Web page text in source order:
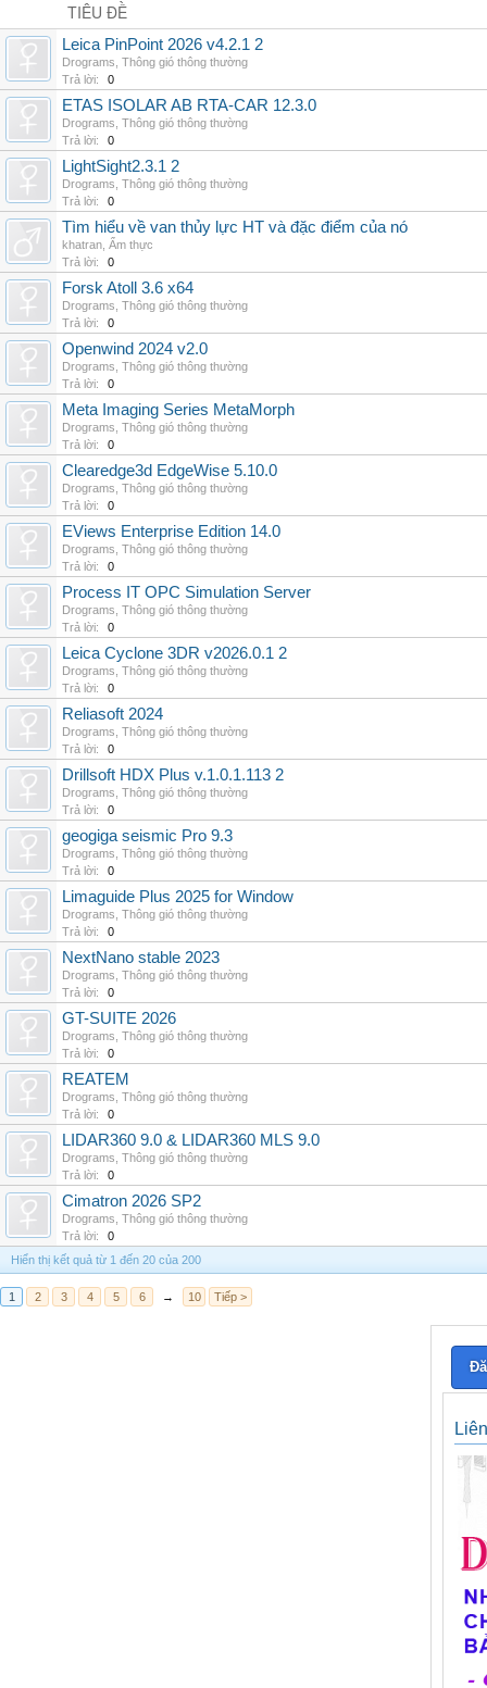
TIÊU ĐỀ
Leica PinPoint 2026 v4.2.1 2
Drograms Thông gió thông thường
Trả lời:
0
ETAS ISOLAR AB RTA-CAR 12.3.0
Drograms Thông gió thông thường
Trả lời:
0
LightSight2.3.1 2
Drograms Thông gió thông thường
Trả lời:
0
Tìm hiểu về van thủy lực HT và đặc điểm của nó
khatran Ẩm thực
Trả lời:
0
Forsk Atoll 3.6 x64
Drograms Thông gió thông thường
Trả lời:
0
Openwind 2024 v2.0
Drograms Thông gió thông thường
Trả lời:
0
Meta Imaging Series MetaMorph
Drograms Thông gió thông thường
Trả lời:
0
Clearedge3d EdgeWise 5.10.0
Drograms Thông gió thông thường
Trả lời:
0
EViews Enterprise Edition 14.0
Drograms Thông gió thông thường
Trả lời:
0
Process IT OPC Simulation Server
Drograms Thông gió thông thường
Trả lời:
0
Leica Cyclone 3DR v2026.0.1 2
Drograms Thông gió thông thường
Trả lời:
0
Reliasoft 2024
Drograms Thông gió thông thường
Trả lời:
0
Drillsoft HDX Plus v.1.0.1.113 2
Drograms Thông gió thông thường
Trả lời:
0
geogiga seismic Pro 9.3
Drograms Thông gió thông thường
Trả lời:
0
Limaguide Plus 2025 for Window
Drograms Thông gió thông thường
Trả lời:
0
NextNano stable 2023
Drograms Thông gió thông thường
Trả lời:
0
GT-SUITE 2026
Drograms Thông gió thông thường
Trả lời:
0
REATEM
Drograms Thông gió thông thường
Trả lời:
0
LIDAR360 9.0 & LIDAR360 MLS 9.0
Drograms Thông gió thông thường
Trả lời:
0
Cimatron 2026 SP2
Drograms Thông gió thông thường
Trả lời:
0
Hiển thị kết quả từ 1 đến 20 của 200
1 2 3 4 5 6 → 10 Tiếp >